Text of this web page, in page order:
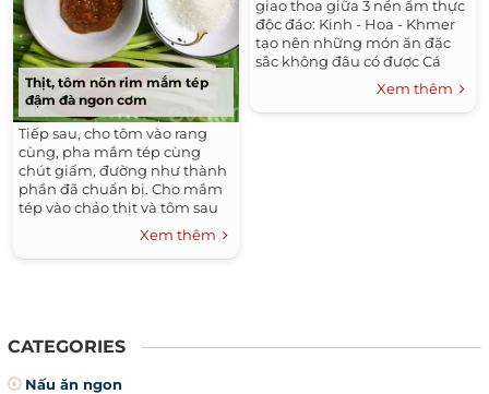
Thịt, tôm nõn rim mắm tép
đậm đà ngon cơm
Tiếp sau, cho tôm vào rang
cùng, pha mắm tép cùng
chút giấm, đường như thành
phần đã chuẩn bị. Cho mắm
tép vào chảo thịt và tôm sau
khi đã rang cháy cạnh. Đun
đến khi mắm tép keo lại thì
nêm ớt và hành.
Xem thêm
giao thoa giữa 3 nền ẩm thực
độc đáo: Kinh - Hoa - Khmer
tạo nên những món ăn đặc
sắc không đâu có được Cá
bống sao Cù Lao Dung Cá
làm sạch ướp nước mắm, bột
ngọt,...
Xem thêm
CATEGORIES
Nấu ăn ngon